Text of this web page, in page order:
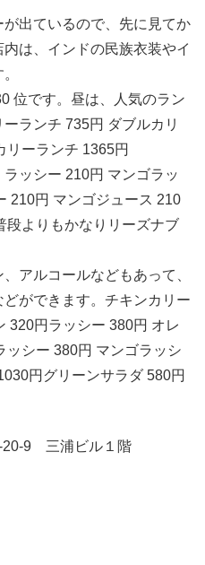
出ているので、先に見てか
は、インドの民族衣装やイ
位です。昼は、人気のラン
ランチ 735円 ダブルカリ
リーランチ 1365円
ッシー 210円 マンゴラッ
210円 マンゴジュース 210
段よりもかなりリーズナブ
アルコールなどもあって、
ができます。チキンカリー
320円ラッシー 380円 オレ
ッシー 380円 マンゴラッシ
円グリーンサラダ 580円
9 三浦ビル１階